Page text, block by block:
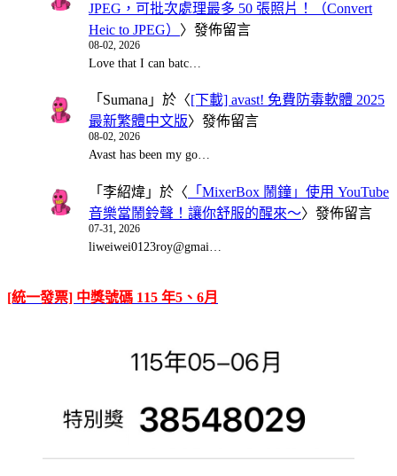
JPEG，可批次處理最多 50 張照片！（Convert
Heic to JPEG） 〉發佈留言
08-02, 2026
Love that I can batc…
「 Sumana 」於〈[下載] avast! 免費防毒軟體 2025
最新繁體中文版〉發佈留言
08-02, 2026
Avast has been my go…
「 李紹煒 」於〈 「MixerBox 鬧鐘」使用 YouTube
音樂當鬧鈴聲！讓你舒服的醒來～〉發佈留言
07-31, 2026
liweiwei0123roy@gmai…
[統一發票] 中獎號碼 115 年5、6月